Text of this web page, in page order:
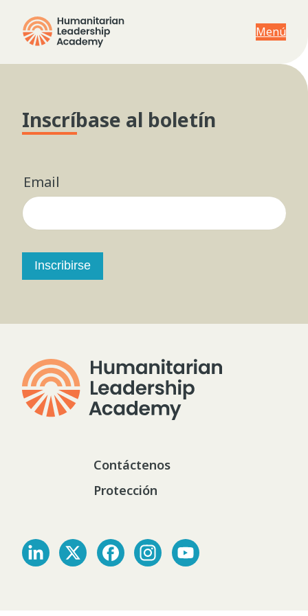
Menú
Inscríbase al boletín
Email
Inscribirse
Contáctenos
Protección